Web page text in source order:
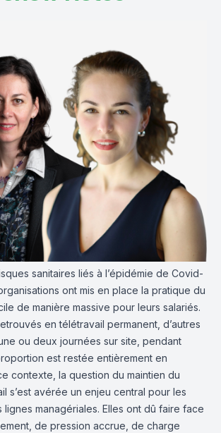
sanitaires liés à l’épidémie de Covid-
ont mis en place la pratique du
de manière massive pour leurs salariés.
en télétravail permanent, d’autres
ou deux journées sur site, pendant
est restée entièrement en
contexte, la question du maintien du
s’est avérée un enjeu central pour les
managériales. Elles ont dû faire face
de pression accrue, de charge